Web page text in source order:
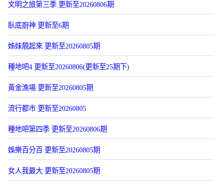
文明之旅第三季 更新至20260806期
臥底廚神 更新至6期
姊妹靚起來 更新至20260805期
種地吧4 更新至20260806(更新至25期下)
黃金漁場 更新至20260805期
流行都市 更新至20260805
種地吧第四季 更新至20260806期
娛樂百分百 更新至20260805期
女人我最大 更新至20260805期